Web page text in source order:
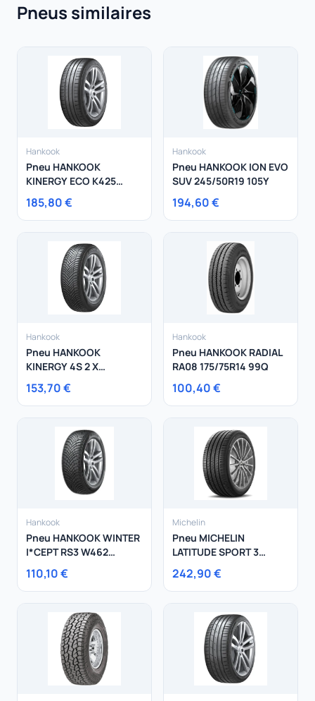
Pneus similaires
Hankook
Pneu HANKOOK
KINERGY ECO K425
205/60R16 92H
185,80 €
Hankook
Pneu HANKOOK ION EVO
SUV 245/50R19 105Y
194,60 €
Hankook
Pneu HANKOOK
KINERGY 4S 2 X
205/65R17 100Y
153,70 €
Hankook
Pneu HANKOOK RADIAL
RA08 175/75R14 99Q
100,40 €
Hankook
Pneu HANKOOK WINTER
I*CEPT RS3 W462
205/45R16 87H
110,10 €
Michelin
Pneu MICHELIN
LATITUDE SPORT 3
275/45R21 107Y
242,90 €